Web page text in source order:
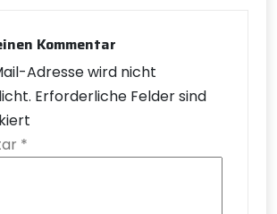
Kommentar
Adresse wird nicht
Erforderliche Felder sind
*